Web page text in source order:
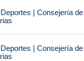
| Consejería
| Consejería